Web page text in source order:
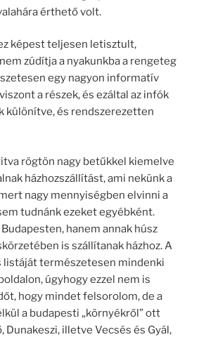
érthető volt.
képest teljesen letisztult,
zúdítja a nyakunkba a rengeteg
egy nagyon informatív
a részek, és ezáltal az infók
különítve, és rendszerezetten
rögtön nagy betűkkel kiemelve
házhozszállítást, ami nekünk a
nagy mennyiségben elvinni a
tudnánk ezeket egyébként.
hanem annak húsz
is szállítanak házhoz. A
természetesen mindenki
úgyhogy ezzel nem is
hogy mindet felsorolom, de a
a budapesti „környékről” ott
Dunakeszi, illetve Vecsés és Gyál,